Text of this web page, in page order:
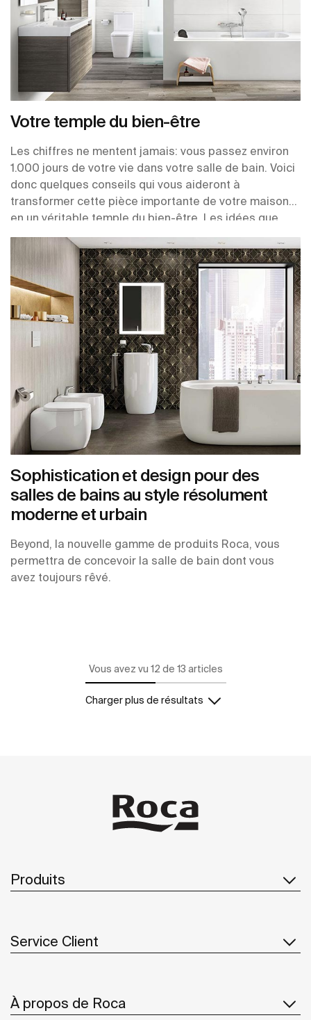
Votre temple du bien-être
Les chiffres ne mentent jamais: vous passez environ
1.000 jours de votre vie dans votre salle de bain. Voici
donc quelques conseils qui vous aideront à
transformer cette pièce importante de votre maison
en un véritable temple du bien-être. Les idées que
feront profiter de 1.000 jours de confort!
Sophistication et design pour des
salles de bains au style résolument
moderne et urbain
Beyond, la nouvelle gamme de produits Roca, vous
permettra de concevoir la salle de bain dont vous
avez toujours rêvé.
Vous avez vu 12 de 13 articles
Charger plus de résultats
Produits
Service Client
À propos de Roca